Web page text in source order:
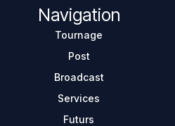
Navigation
Tournage
Post
Broadcast
Services
Futurs